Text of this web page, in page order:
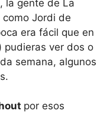
la gente de La
Jordi de
era fácil que en
pudieras ver dos o
semana, algunos
por esos